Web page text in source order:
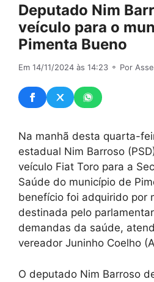
Deputado Nim
veículo para o
Pimenta Bueno
Em 14/11/2024 às 14:23 ⚬ Por
Na manhã desta quarta-
estadual Nim Barroso
veículo Fiat Toro para a
Saúde do município de
benefício foi adquirido por
destinada pelo
demandas da saúde,
vereador Juninho Coelho
O deputado Nim Barroso